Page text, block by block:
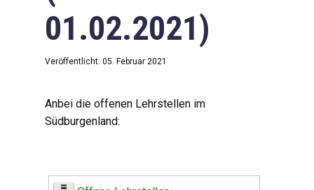
01.02.2021)
Veröffentlicht: 05. Februar 2021
Anbei die offenen Lehrstellen im
Südburgenland: